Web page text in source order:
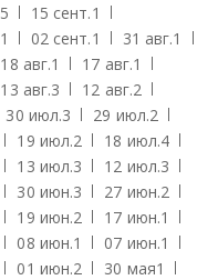
5 15 сент.1
1 02 сент.1 31 авг.1
18 авг.1 17 авг.1
13 авг.3 12 авг.2
30 июл.3 29 июл.2
19 июл.2 18 июл.4
13 июл.3 12 июл.3
30 июн.3 27 июн.2
19 июн.2 17 июн.1
08 июн.1 07 июн.1
01 июн.2 30 мая1